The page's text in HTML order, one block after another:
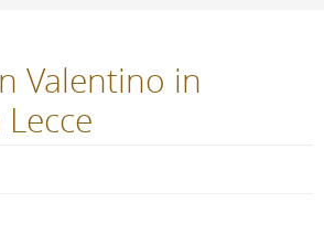
Valentino in